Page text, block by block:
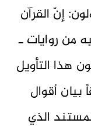
إنّ القرآن
من روايات ـ
هذا التأويل
أقوال
الذي